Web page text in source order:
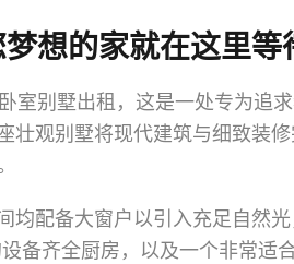
想的家就在这里等
室别墅出租，这是一处专为追
壮观别墅将现代建筑与细致装
均配备大窗户以引入充足自然
备齐全厨房，以及一个非常适